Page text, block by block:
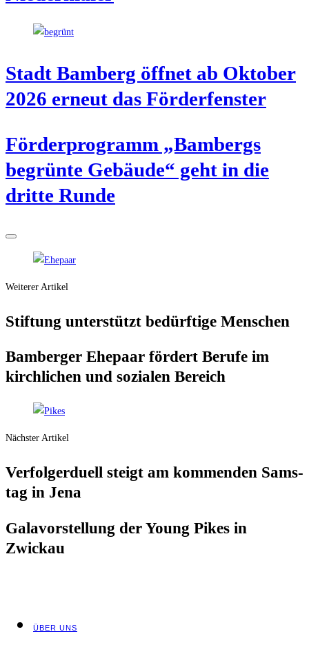
Stadt Bam­berg öff­net ab Okto­ber
2026 erneut das Förderfenster
För­der­pro­gramm „Bam­bergs
begrün­te Gebäu­de“ geht in die
drit­te Runde
Weiterer Artikel
Stif­tung unter­stützt bedürf­ti­ge Menschen
Bam­ber­ger Ehe­paar för­dert Beru­fe im
kirch­li­chen und sozia­len Bereich
Nächster Artikel
Ver­fol­ger­du­ell steigt am kom­men­den Sams­
tag in Jena
Gala­vor­stel­lung der Young Pikes in
Zwickau
ÜBER UNS